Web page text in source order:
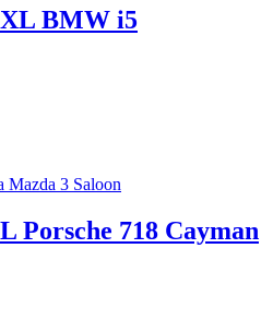
BMW i5
Porsche 718 Cayman